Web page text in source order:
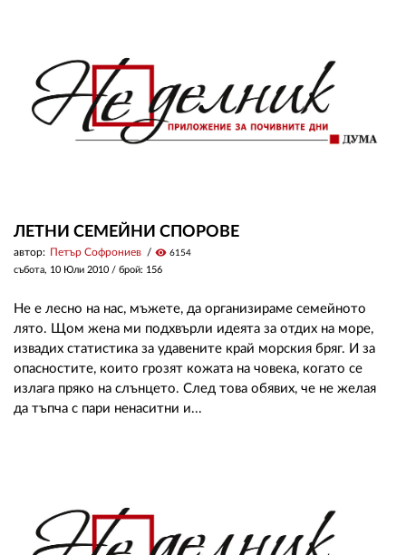
ЛЕТНИ СЕМЕЙНИ СПОРОВЕ
автор: Петър Софрониев visibility 6154
събота, 10 Юли 2010 / брой: 156
Не е лесно на нас, мъжете, да организираме семейното
лято. Щом жена ми подхвърли идеята за отдих на море,
извадих статистика за удавените край морския бряг. И за
опасностите, които грозят кожата на човека, когато се
излага пряко на слънцето. След това обявих, че не желая
да тъпча с пари ненаситни и...
АВТОРИ
РЕДАКЦИЯ
АБОНАМЕНТ
ПОЛИТИКА ЗА БИСКВИТКИТЕ
ПОЛИТИКАТА ЗА
ПОВЕРИТЕЛНОСТ